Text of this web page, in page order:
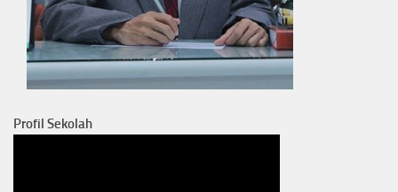
Profil Sekolah